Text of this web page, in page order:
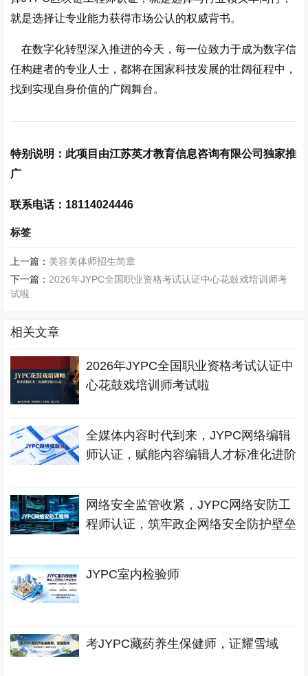
就是选择让专业能力获得市场公认的权威背书。
在数字化转型深入推进的今天，每一位致力于成为数字信
任构建者的专业人士，都将在国家科技发展的壮阔征程中，
找到实现自身价值的广阔舞台。
特别说明：此项目由江苏英才教育信息咨询有限公司独家推
广
联系电话：18114024446
标签
上一篇： 美容美体师招生简章
下一篇： 2026年JYPC全国职业资格考试认证中心花鼓戏培训师考
试啦
相关文章
2026年JYPC全国职业资格考试认证中
心花鼓戏培训师考试啦
全媒体内容时代到来，JYPC网络编辑
师认证，赋能内容编辑人才标准化进阶
网络安全监管收紧，JYPC网络安防工
程师认证，筑牢政企网络安全防护壁垒
JYPC室内检验师
考JYPC藏药养生保健师，证耀雪域